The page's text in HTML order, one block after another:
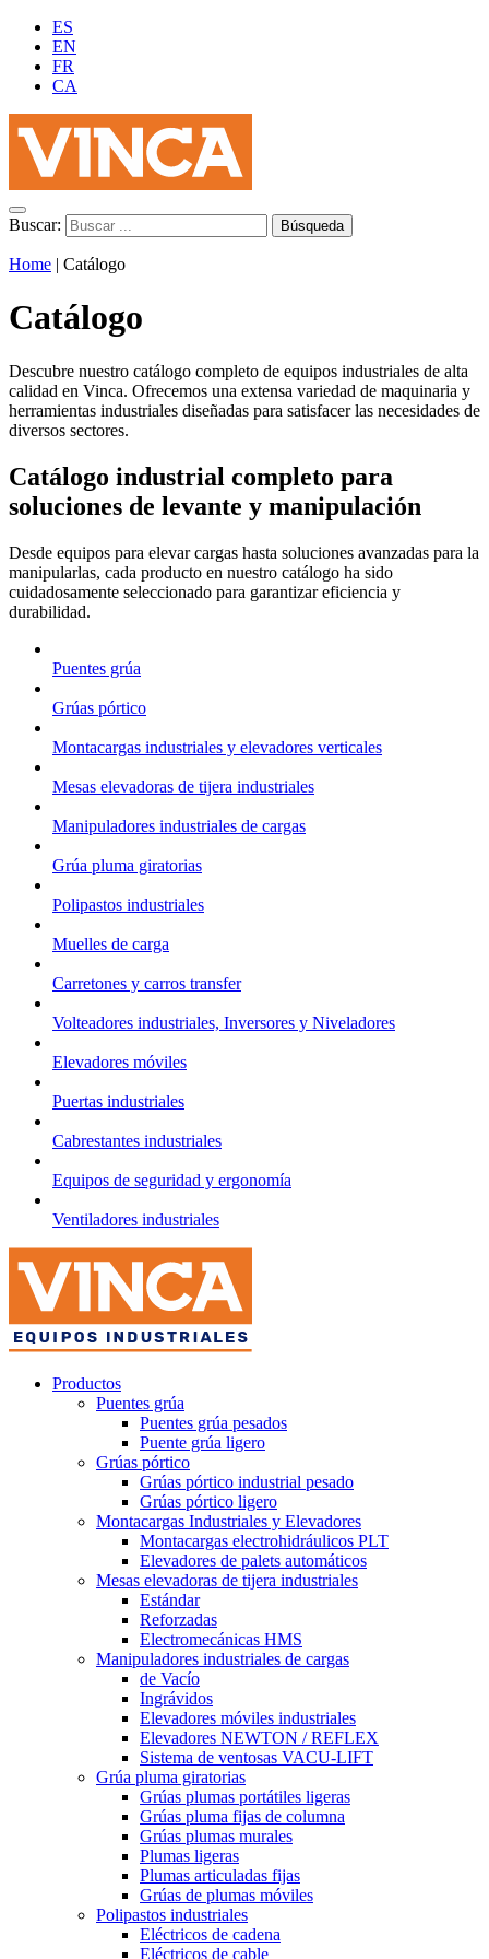
ES
EN
FR
CA
Buscar:
Home | Catálogo
Catálogo
Descubre nuestro catálogo completo de equipos industriales de alta
calidad en Vinca. Ofrecemos una extensa variedad de maquinaria y
herramientas industriales diseñadas para satisfacer las necesidades de
diversos sectores.
Catálogo industrial completo para
soluciones de levante y manipulación
Desde equipos para elevar cargas hasta soluciones avanzadas para la
manipularlas, cada producto en nuestro catálogo ha sido
cuidadosamente seleccionado para garantizar eficiencia y
durabilidad.
Puentes grúa
Grúas pórtico
Montacargas industriales y elevadores verticales
Mesas elevadoras de tijera industriales
Manipuladores industriales de cargas
Grúa pluma giratorias
Polipastos industriales
Muelles de carga
Carretones y carros transfer
Volteadores industriales, Inversores y Niveladores
Elevadores móviles
Puertas industriales
Cabrestantes industriales
Equipos de seguridad y ergonomía
Ventiladores industriales
Productos
Puentes grúa
Puentes grúa pesados
Puente grúa ligero
Grúas pórtico
Grúas pórtico industrial pesado
Grúas pórtico ligero
Montacargas Industriales y Elevadores
Montacargas electrohidráulicos PLT
Elevadores de palets automáticos
Mesas elevadoras de tijera industriales
Estándar
Reforzadas
Electromecánicas HMS
Manipuladores industriales de cargas
de Vacío
Ingrávidos
Elevadores móviles industriales
Elevadores NEWTON / REFLEX
Sistema de ventosas VACU-LIFT
Grúa pluma giratorias
Grúas plumas portátiles ligeras
Grúas pluma fijas de columna
Grúas plumas murales
Plumas ligeras
Plumas articuladas fijas
Grúas de plumas móviles
Polipastos industriales
Eléctricos de cadena
Eléctricos de cable